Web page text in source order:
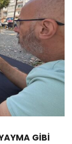
GİBİ